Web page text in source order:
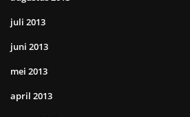
juli 2013
juni 2013
mei 2013
april 2013